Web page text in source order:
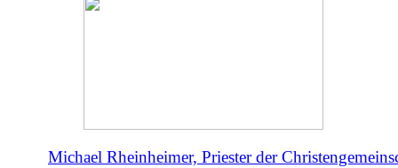
Michael Rheinheimer, Priester der